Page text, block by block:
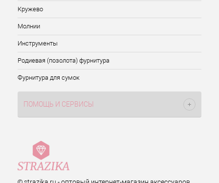
Кружево
Молнии
Инструменты
Родиевая (позолота) фурнитура
Фурнитура для сумок
ПОМОЩЬ И СЕРВИСЫ